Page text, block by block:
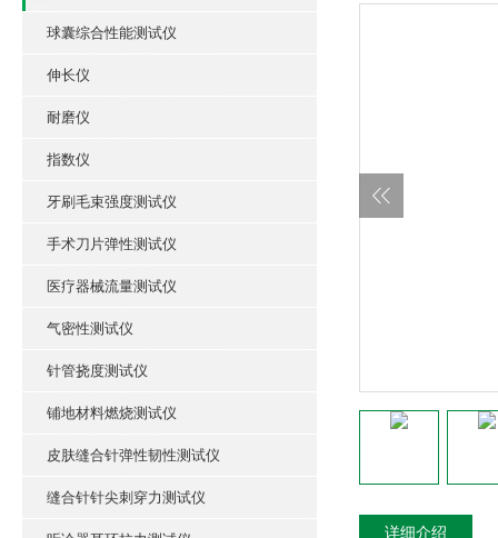
球囊综合性能测试仪
伸长仪
耐磨仪
指数仪
牙刷毛束强度测试仪
手术刀片弹性测试仪
医疗器械流量测试仪
气密性测试仪
针管挠度测试仪
铺地材料燃烧测试仪
皮肤缝合针弹性韧性测试仪
缝合针针尖刺穿力测试仪
详细介绍